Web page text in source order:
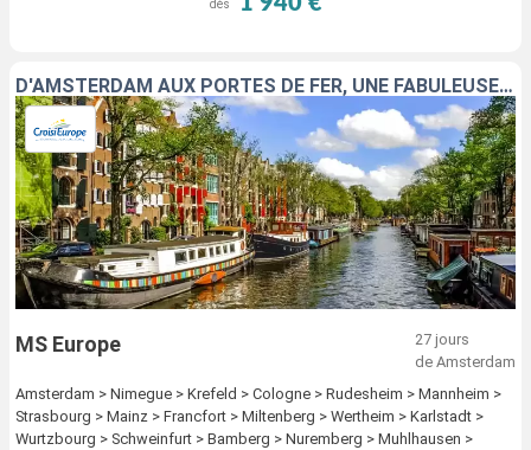
dès
D'AMSTERDAM AUX PORTES DE FER, UNE FABULEUSE CROISIÈRE SUR LES EAUX EUROPÉENNES
MS Europe
27 jours
de Amsterdam
Amsterdam > Nimegue > Krefeld > Cologne > Rudesheim > Mannheim >
Strasbourg > Mainz > Francfort > Miltenberg > Wertheim > Karlstadt >
Wurtzbourg > Schweinfurt > Bamberg > Nuremberg > Muhlhausen >